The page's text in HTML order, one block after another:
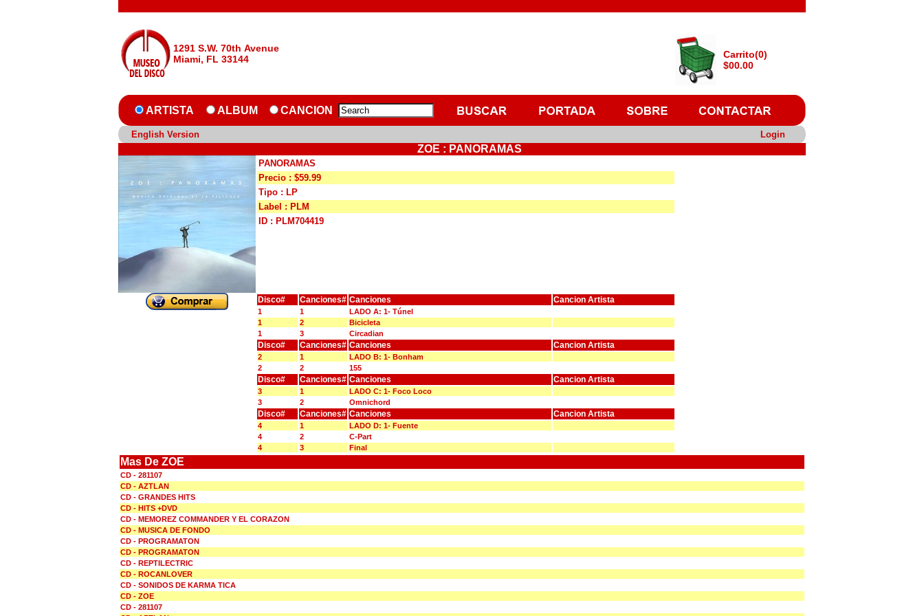
1291 S.W. 70th Avenue
Miami, FL 33144
Carrito(0)
$00.00
ARTISTA ALBUM CANCION
English Version Login
ZOE : PANORAMAS
PANORAMAS
Precio : $59.99
Tipo : LP
Label : PLM
ID : PLM704419
Disco# Canciones# Canciones Cancion Artista
1 1
LADO A: 1- Túnel
1
2
Bicicleta
1
3 Circadian
Disco# Canciones# Canciones Cancion Artista
2 1
LADO B: 1- Bonham
2
2 155
Disco# Canciones# Canciones Cancion Artista
3 1
LADO C: 1- Foco Loco
3
2 Omnichord
Disco# Canciones# Canciones Cancion Artista
4 1
LADO D: 1- Fuente
4
2
C-Part
4
3 Final
Mas De ZOE
CD - 281107
CD - AZTLAN
CD - GRANDES HITS
CD - HITS +DVD
CD - MEMOREZ COMMANDER Y EL CORAZON
CD - MUSICA DE FONDO
CD - PROGRAMATON
CD - PROGRAMATON
CD - REPTILECTRIC
CD - ROCANLOVER
CD - SONIDOS DE KARMA TICA
CD - ZOE
CD - 281107